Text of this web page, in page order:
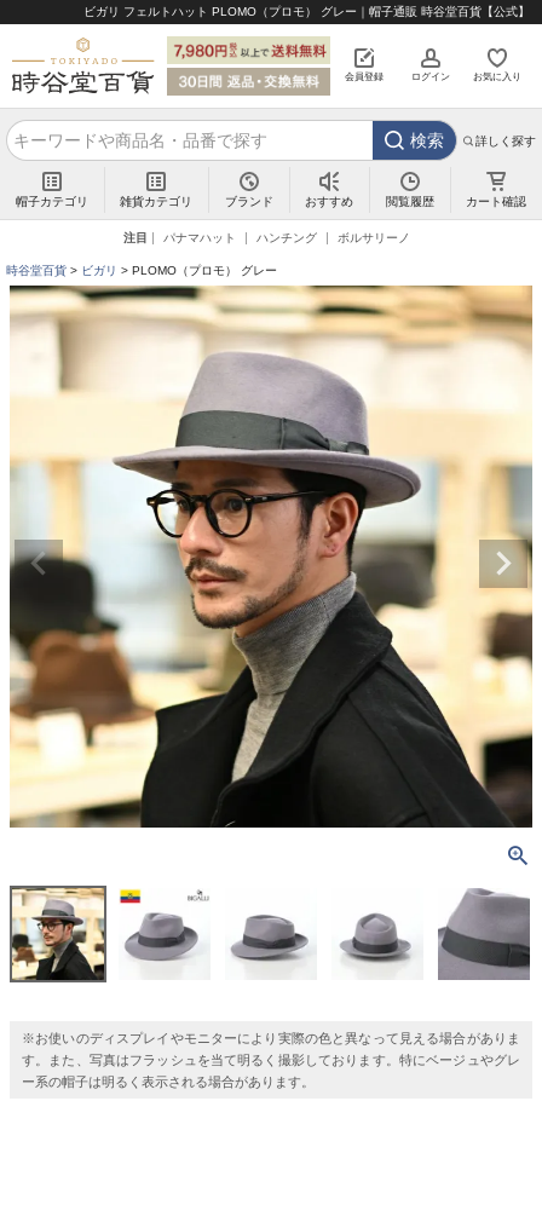
ビガリ フェルトハット PLOMO（プロモ） グレー｜帽子通販 時谷堂百貨【公式】
会員登録 ログイン お気に入り
検索 詳しく探す
帽子カテゴリ 雑貨カテゴリ ブランド おすすめ 閲覧履歴 カート確認
注目 パナマハット ハンチング ボルサリーノ
時谷堂百貨 ビガリ PLOMO（プロモ） グレー
※お使いのディスプレイやモニターにより実際の色と異なって見える場合がありま
す。また、写真はフラッシュを当て明るく撮影しております。特にベージュやグレ
ー系の帽子は明るく表示される場合があります。